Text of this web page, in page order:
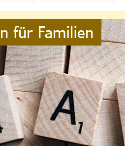
für Familien